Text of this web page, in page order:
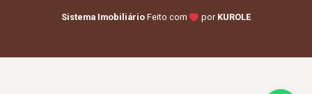
Sistema Imobiliário Feito com por KUROLE